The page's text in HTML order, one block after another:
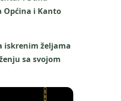
Općina i Kanto
iskrenim željama
sa svojom